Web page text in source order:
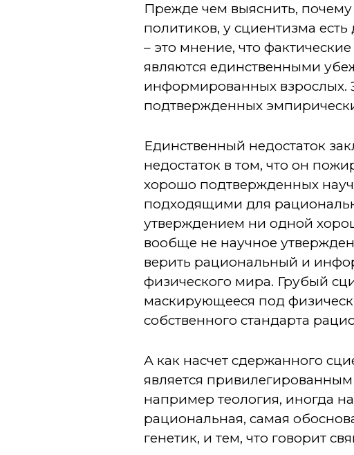
Прежде чем выяснить,
политиков, у сциентизма
– это мнение, что
являются единственными
информированных взрослых.
подтвержденных
Единственный недостаток
недостаток в том, что он
хорошо подтвержденных
подходящими для
утверждением ни одной
вообще не научное
верить рациональный и
физического мира. Грубый
маскирующееся под
собственного стандарта
А как насчет сдержанного
является
например теология, иногда
рациональная, самая
генетик, и тем, что говорит